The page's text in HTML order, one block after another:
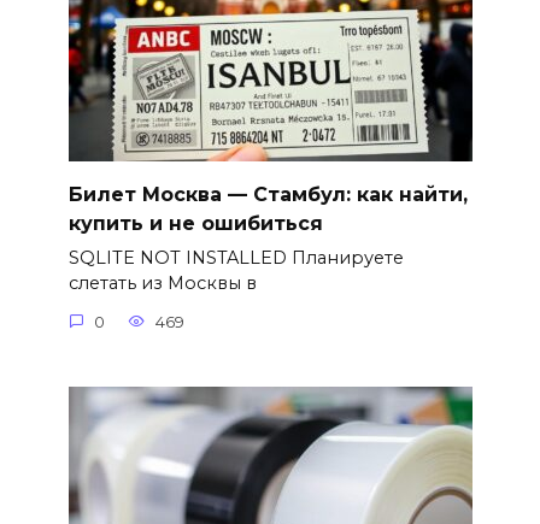
Билет Москва — Стамбул: как найти,
купить и не ошибиться
SQLITE NOT INSTALLED Планируете
слетать из Москвы в
0 469